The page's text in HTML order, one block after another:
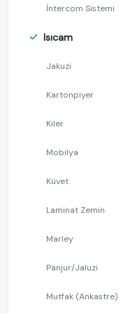
İntercom Sistemi
Isıcam
Jakuzi
Kartonpiyer
Kiler
Mobilya
Küvet
Laminat Zemin
Marley
Panjur/Jaluzi
Mutfak (Ankastre)